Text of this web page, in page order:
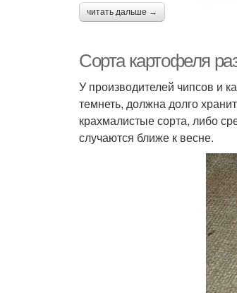
читать дальше →
Сорта картофеля
У производителей чипсов и
темнеть, должна долго
крахмалистые сорта, либо
случаются ближе к весне.